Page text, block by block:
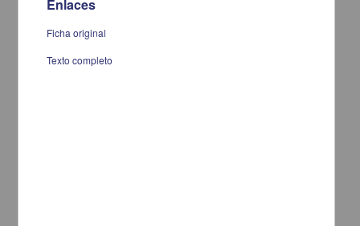
Enlaces
Ficha original
Texto completo